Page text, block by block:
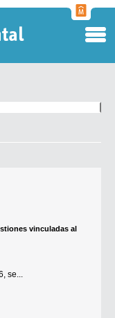
vinculadas al
se...